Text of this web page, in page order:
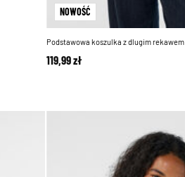
NOWOŚĆ
Podstawowa koszulka z dlugim rekawem
119,99 zł